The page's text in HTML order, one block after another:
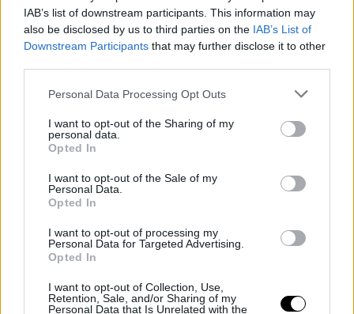
IAB’s list of downstream participants. This information may
also be disclosed by us to third parties on the IAB’s List of
Downstream Participants that may further disclose it to other
Please note that this website/app uses one or more Google
not limited to your visit or usage behaviour. You may click to
grant or deny consent to Google and its third-party tags to
use your data for below specified purposes in below Google
consent section.
Personal Data Processing Opt Outs
I want to opt-out of the Sharing of my
personal data.
Opted In
I want to opt-out of the Sale of my
Personal Data.
Opted In
I want to opt-out of processing my
Personal Data for Targeted Advertising.
Opted In
I want to opt-out of Collection, Use,
Retention, Sale, and/or Sharing of my
Personal Data that Is Unrelated with the
το GTA VI
κοινό του
Tον Αύγουστο το
χειριστήριο FlexStrike της
Τα πιο πολύτιμα games της
Sony μόνο σε PlayStation
Νέα πρόσωπα, νέα στοιχεία
για το Marvel Tokon:
Οι αυξήσεις τιμών του PS5
ΔΗΜΟΦΙΛΕΣΤΕΡΑ ΘΕΜΑΤΑ
Αύγουστος στο Netflix:
αποκλειστικότητες
To The Odyssey "σπάει
του χρόνου